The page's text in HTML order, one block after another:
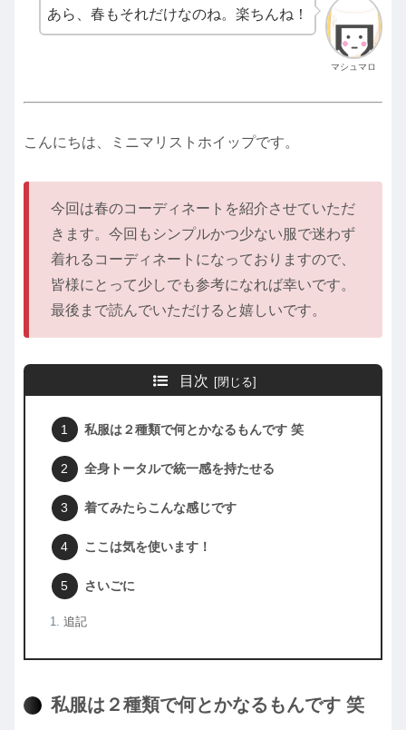
マシュマロ
あら、春もそれだけなのね。楽ちんね！
こんにちは、ミニマリストホイップです。
今回は春のコーディネートを紹介させていただ
きます。今回もシンプルかつ少ない服で迷わず
着れるコーディネートになっておりますので、
皆様にとって少しでも参考になれば幸いです。
最後まで読んでいただけると嬉しいです。
目次
私服は２種類で何とかなるもんです 笑
全身トータルで統一感を持たせる
着てみたらこんな感じです
ここは気を使います！
さいごに
追記
私服は２種類で何とかなるもんです 笑